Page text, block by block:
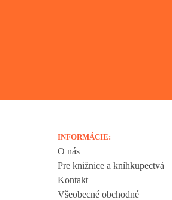
INFORMÁCIE:
O nás
Pre knižnice a kníhkupectvá
Kontakt
Všeobecné obchodné